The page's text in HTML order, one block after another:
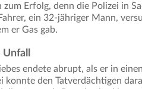
Erfolg, denn die Polizei in
ein 32-jähriger Mann,
er Gas gab.
endete abrupt, als er in
konnte den Tatverdächtigen